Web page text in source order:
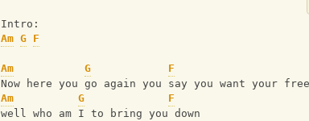
Intro:
Am G F
Am G
F
Now here you go again you say you want your
Am
G
F
well who am I to bring you down